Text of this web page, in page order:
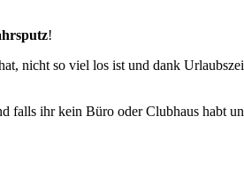
!
nicht so viel los ist und dank
falls ihr kein Büro oder Clubhaus habt